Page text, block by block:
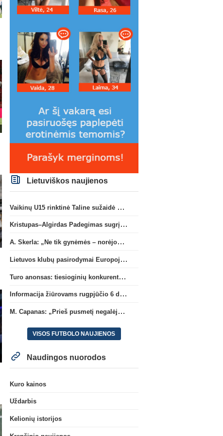
Lietuviškos naujienos
Vaikinų U15 rinktinė Taline sužaidė pirmąsias kontrolines rungtynes
Kristupas–Algirdas Padegimas sugrįžta į FC „Hegelmann” B sudėtį
A. Skerla: „Ne tik gynėmės – norėjome atakuoti“
Lietuvos klubų pasirodymai Europoje: patirti pralaimėjimai Kroatijos atstovams
Turo anonsas: tiesioginių konkurentų dvikova Gargžduose
Informacija žiūrovams rugpjūčio 6 d. UEFA rungtynėms
M. Capanas: „Prieš pusmetį negalėjau net įsivaizduoti, kad žaisime prieš „Hajduk“
VISOS FUTBOLO NAUJIENOS
Naudingos nuorodos
Kuro kainos
Uždarbis
Kelionių istorijos